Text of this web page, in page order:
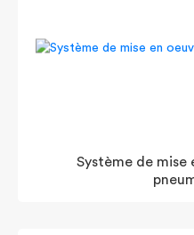
Système de mise